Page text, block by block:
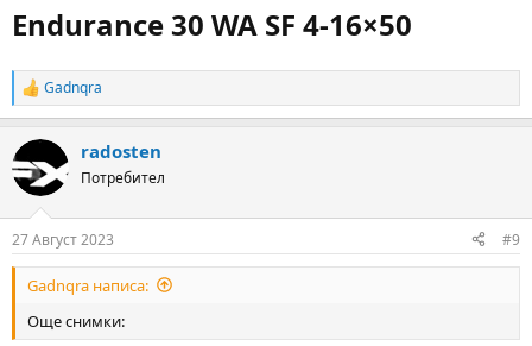
Endurance 30 WA SF 4-16×50​
R
e
c
t
i
s
:
Gadnqra
radosten
Потребител
27 Август 2023 #9
Gadnqra написа:
Още снимки: